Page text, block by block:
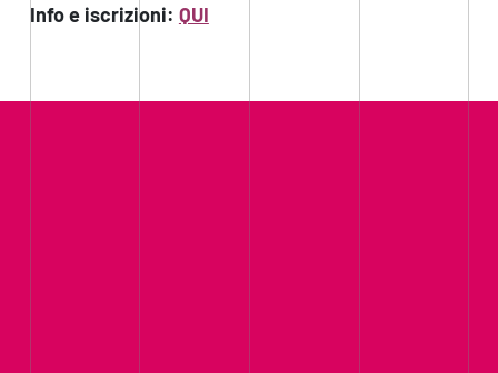
Info e iscrizioni: QUI